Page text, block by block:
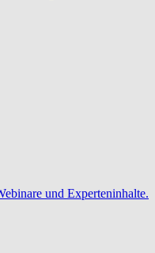
und Experteninhalte.